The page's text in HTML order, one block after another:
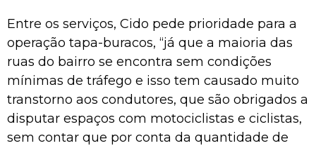
Entre os serviços, Cido pede prioridade para a
operação tapa-buracos, “já que a maioria das
ruas do bairro se encontra sem condições
mínimas de tráfego e isso tem causado muito
transtorno aos condutores, que são obrigados a
disputar espaços com motociclistas e ciclistas,
sem contar que por conta da quantidade de